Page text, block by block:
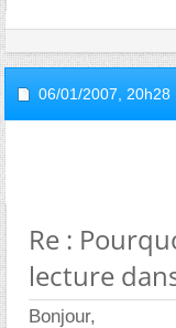
06/01/2007, 20h28
Re :
lecture
Bonjour,